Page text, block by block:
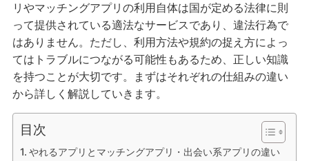
リやマッチングアプリの利用自体は国が定める法律に則
って提供されている適法なサービスであり、違法行為で
はありません。ただし、利用方法や規約の捉え方によっ
てはトラブルにつながる可能性もあるため、正しい知識
を持つことが大切です。まずはそれぞれの仕組みの違い
から詳しく解説していきます。
目次
やれるアプリとマッチングアプリ・出会い系アプリの違い